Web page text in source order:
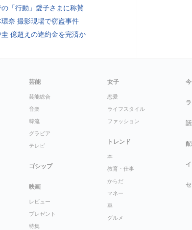
の「行動」愛子さまに称賛
環奈 撮影現場で窃盗事件
圭 億超えの違約金を完済か
芸能
芸能総合
音楽
韓流
グラビア
テレビ
ゴシップ
映画
レビュー
プレゼント
特集
女子
恋愛
ライフスタイル
ファッション
トレンド
本
教育・仕事
からだ
マネー
車
グルメ